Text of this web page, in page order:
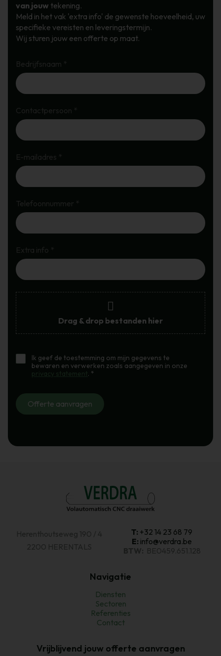
van jouw tekening.
Meld in het vak 'extra info' de gewenste hoeveelheid, uw
specifieke vereisten en leveringstermijn.
Wij sturen jouw een offerte op maat.
Bedrijfsnaam *
Contactpersoon *
E-mailadres *
Telefoonnummer *
Extra info *
Drag & drop bestanden hier
Ik geef de toestemming om mijn gegevens te
bewaren en verwerken zoals aangegeven in onze
privacy statement. *
Offerte aanvragen
T: +32 14 23 68 79
E: info@verdra.be
Navigatie
Diensten
Sectoren
Referenties
Contact
Vrijblijvend jouw offerte aanvragen